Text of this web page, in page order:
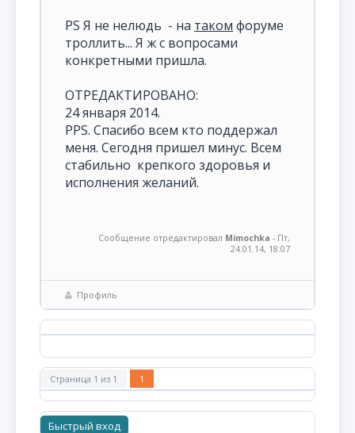
PS Я не нелюдь - на таком форуме
троллить... Я ж с вопросами
конкретными пришла.
ОТРЕДАКТИРОВАНО:
24 января 2014.
PPS. Спасибо всем кто поддержал
меня. Сегодня пришел минус. Всем
стабильно крепкого здоровья и
исполнения желаний.
Сообщение отредактировал Mimochka - Пт,
24.01.14, 18:07
Профиль
Страница 1 из 1 1